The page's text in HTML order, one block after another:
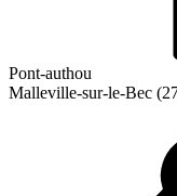
Pont-authou
Malleville-sur-le-Bec